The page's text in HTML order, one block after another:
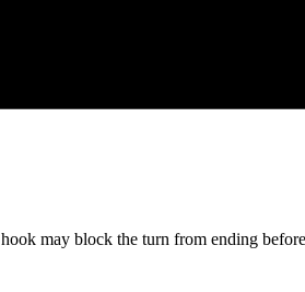
hook may block the turn from ending